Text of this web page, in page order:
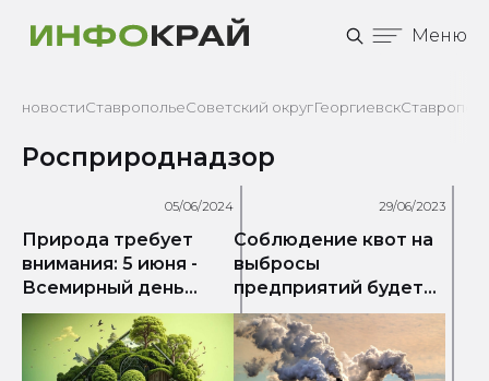
Меню
новостиСтавропольеСоветский округГеоргиевск
Росприроднадзор
05/06/2024
Природа требует
внимания: 5 июня -
Всемирный день
эколога и
окружающей среды
29/06/2023
Соблюдение квот на
выбросы
предприятий будет
контролироваться
Росприроднадзором